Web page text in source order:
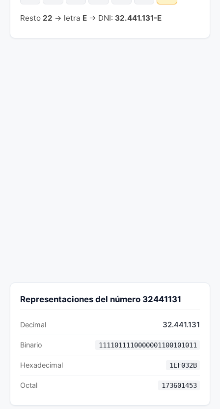
Resto 22 → letra E → DNI: 32.441.131-E
Representaciones del número 32441131
Decimal 32.441.131
Binario 1111011110000001100101011
Hexadecimal 1EF032B
Octal 173601453